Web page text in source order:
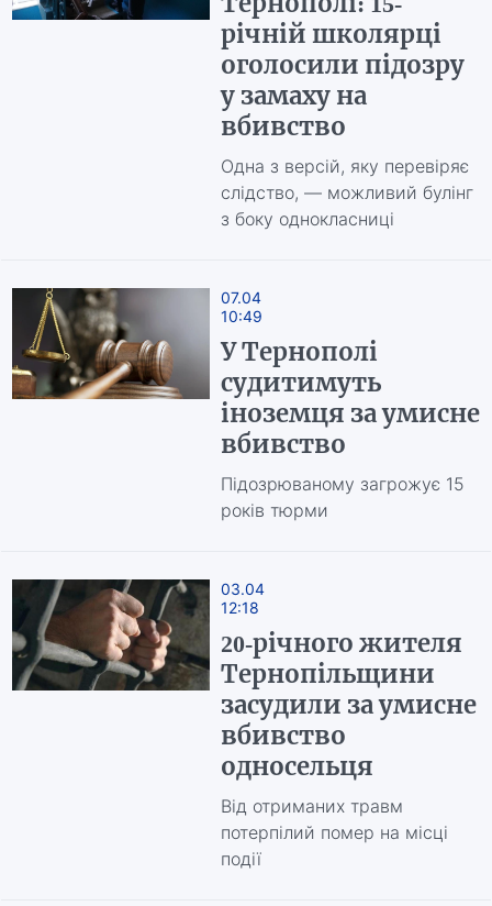
річній школярці
оголосили підозру
у замаху на
вбивство
Одна з версій, яку перевіряє
слідство, — можливий булінг
з боку однокласниці
07.04
10:49
У Тернополі
судитимуть
іноземця за умисне
вбивство
Підозрюваному загрожує 15
років тюрми
03.04
12:18
20-річного жителя
Тернопільщини
засудили за умисне
вбивство
односельця
Від отриманих травм
потерпілий помер на місці
події